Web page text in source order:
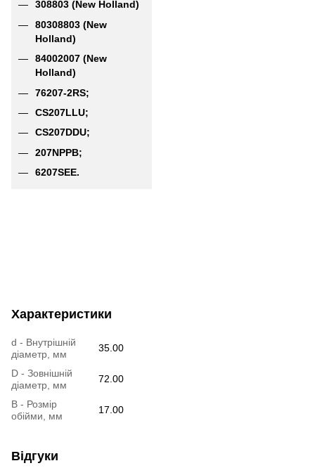
308803 (New Holland)
80308803 (New
Holland)
84002007 (New
Holland)
76207-2RS;
CS207LLU;
CS207DDU;
207NPPB;
6207SEE.
Характеристики
d - Внутрішній
діаметр, мм
35.00
D - Зовнішній
діаметр, мм
72.00
B - Розмір
обійми, мм
17.00
Відгуки